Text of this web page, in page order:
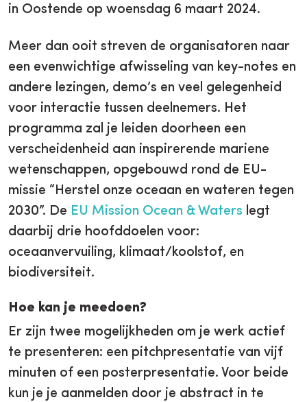
in Oostende op woensdag 6 maart 2024.
Meer dan ooit streven de organisatoren naar
een evenwichtige afwisseling van key-notes en
andere lezingen, demo’s en veel gelegenheid
voor interactie tussen deelnemers. Het
programma zal je leiden doorheen een
verscheidenheid aan inspirerende mariene
wetenschappen, opgebouwd rond de EU-
missie “Herstel onze oceaan en wateren tegen
2030”. De EU Mission Ocean & Waters legt
daarbij drie hoofddoelen voor:
oceaanvervuiling, klimaat/koolstof, en
biodiversiteit.
Hoe kan je meedoen?
Er zijn twee mogelijkheden om je werk actief
te presenteren: een pitchpresentatie van vijf
minuten of een posterpresentatie. Voor beide
kun je je aanmelden door je abstract in te